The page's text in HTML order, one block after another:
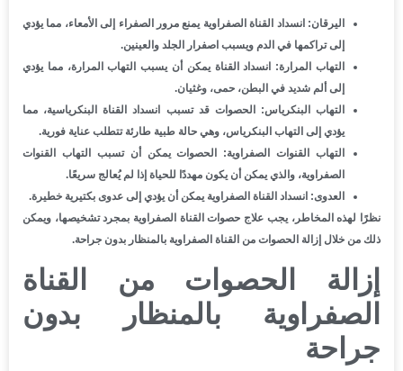
اليرقان: انسداد القناة الصفراوية يمنع مرور الصفراء إلى الأمعاء، مما يؤدي
إلى تراكمها في الدم ويسبب اصفرار الجلد والعينين.
التهاب المرارة: انسداد القناة يمكن أن يسبب التهاب المرارة، مما يؤدي
إلى ألم شديد في البطن، حمى، وغثيان.
التهاب البنكرياس: الحصوات قد تسبب انسداد القناة البنكرياسية، مما
يؤدي إلى التهاب البنكرياس، وهي حالة طبية طارئة تتطلب عناية فورية.
التهاب القنوات الصفراوية: الحصوات يمكن أن تسبب التهاب القنوات
الصفراوية، والذي يمكن أن يكون مهددًا للحياة إذا لم يُعالج سريعًا.
العدوى: انسداد القناة الصفراوية يمكن أن يؤدي إلى عدوى بكتيرية خطيرة.
نظرًا لهذه المخاطر، يجب علاج حصوات القناة الصفراوية بمجرد تشخيصها، ويمكن
ذلك من خلال إزالة الحصوات من القناة الصفراوية بالمنظار بدون جراحة.
إزالة الحصوات من القناة
الصفراوية بالمنظار بدون
جراحة